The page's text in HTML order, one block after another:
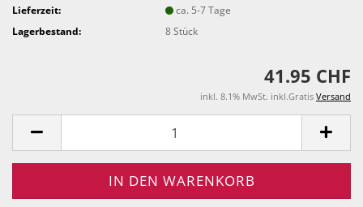
Lieferzeit:
ca. 5-7 Tage
Lagerbestand:
8Stück
41.95 CHF
inkl. 8.1% MwSt. inkl.Gratis Versand